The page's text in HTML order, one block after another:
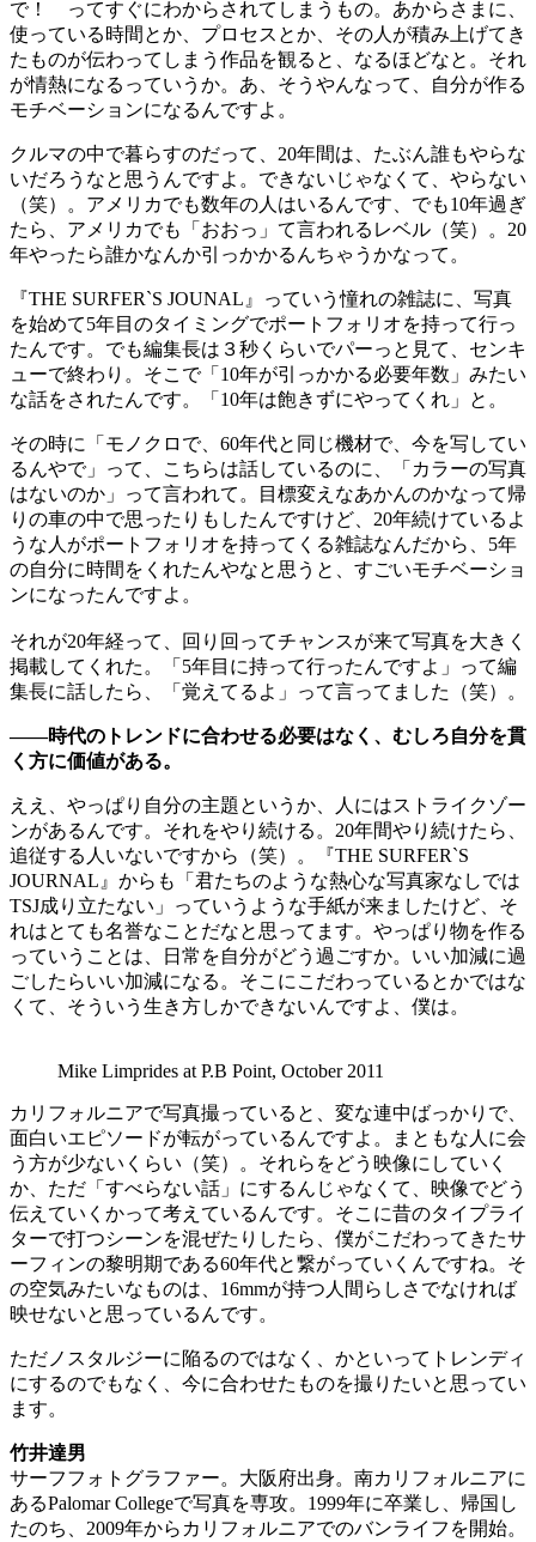
で！ ってすぐにわからされてしまうもの。あからさまに、
使っている時間とか、プロセスとか、その人が積み上げてき
たものが伝わってしまう作品を観ると、なるほどなと。それ
が情熱になるっていうか。あ、そうやんなって、自分が作る
モチベーションになるんですよ。
クルマの中で暮らすのだって、20年間は、たぶん誰もやらな
いだろうなと思うんですよ。できないじゃなくて、やらない
（笑）。アメリカでも数年の人はいるんです、でも10年過ぎ
たら、アメリカでも「おおっ」て言われるレベル（笑）。20
年やったら誰かなんか引っかかるんちゃうかなって。
『THE SURFER`S JOUNAL』っていう憧れの雑誌に、写真
を始めて5年目のタイミングでポートフォリオを持って行っ
たんです。でも編集長は３秒くらいでパーっと見て、センキ
ューで終わり。そこで「10年が引っかかる必要年数」みたい
な話をされたんです。「10年は飽きずにやってくれ」と。
その時に「モノクロで、60年代と同じ機材で、今を写してい
るんやで」って、こちらは話しているのに、「カラーの写真
はないのか」って言われて。目標変えなあかんのかなって帰
りの車の中で思ったりもしたんですけど、20年続けているよ
うな人がポートフォリオを持ってくる雑誌なんだから、5年
の自分に時間をくれたんやなと思うと、すごいモチベーショ
ンになったんですよ。
それが20年経って、回り回ってチャンスが来て写真を大きく
掲載してくれた。「5年目に持って行ったんですよ」って編
集長に話したら、「覚えてるよ」って言ってました（笑）。
——時代のトレンドに合わせる必要はなく、むしろ自分を貫
く方に価値がある。
ええ、やっぱり自分の主題というか、人にはストライクゾー
ンがあるんです。それをやり続ける。20年間やり続けたら、
追従する人いないですから（笑）。『THE SURFER`S
JOURNAL』からも「君たちのような熱心な写真家なしでは
TSJ成り立たない」っていうような手紙が来ましたけど、そ
れはとても名誉なことだなと思ってます。やっぱり物を作る
っていうことは、日常を自分がどう過ごすか。いい加減に過
ごしたらいい加減になる。そこにこだわっているとかではな
くて、そういう生き方しかできないんですよ、僕は。
Mike Limprides at P.B Point, October 2011
カリフォルニアで写真撮っていると、変な連中ばっかりで、
面白いエピソードが転がっているんですよ。まともな人に会
う方が少ないくらい（笑）。それらをどう映像にしていく
か、ただ「すべらない話」にするんじゃなくて、映像でどう
伝えていくかって考えているんです。そこに昔のタイプライ
ターで打つシーンを混ぜたりしたら、僕がこだわってきたサ
ーフィンの黎明期である60年代と繋がっていくんですね。そ
の空気みたいなものは、16mmが持つ人間らしさでなければ
映せないと思っているんです。
ただノスタルジーに陥るのではなく、かといってトレンディ
にするのでもなく、今に合わせたものを撮りたいと思ってい
ます。
竹井達男
サーフフォトグラファー。大阪府出身。南カリフォルニアに
あるPalom­ar Collegeで写真を専攻。1999年に卒業し、帰国し
たのち、2009年からカリフォルニアでのバンライフを開始。